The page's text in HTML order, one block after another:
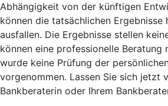
Abhängigkeit von der künftigen
können die tatsächlichen
ausfallen. Die Ergebnisse stellen
können eine professionelle Beratung
wurde keine Prüfung der
vorgenommen. Lassen Sie sich jetzt
Bankberaterin oder Ihrem